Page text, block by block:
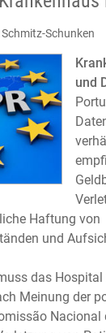
Schunken
und
Haftung von
und
das Hospital
Meinung der
Nacional